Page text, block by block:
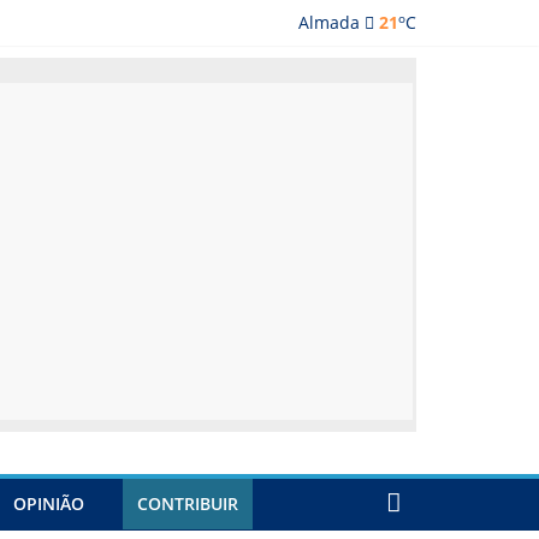
Almada 21oC
OPINIÃO CONTRIBUIR